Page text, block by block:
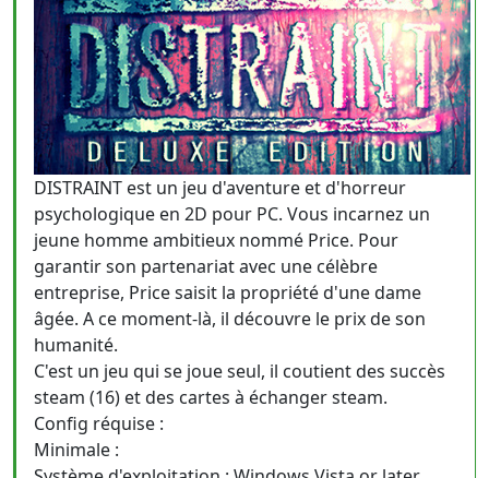
DISTRAINT est un jeu d'aventure et d'horreur
psychologique en 2D pour PC. Vous incarnez un
jeune homme ambitieux nommé Price. Pour
garantir son partenariat avec une célèbre
entreprise, Price saisit la propriété d'une dame
âgée. A ce moment-là, il découvre le prix de son
humanité.
C'est un jeu qui se joue seul, il coutient des succès
steam (16) et des cartes à échanger steam.
Config réquise :
Minimale :